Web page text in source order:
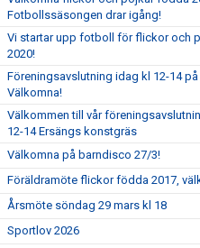
Fotbollssäsongen drar igång!
Vi startar upp fotboll för flickor och
2020!
Föreningsavslutning idag kl 12-14
Välkomna!
Välkommen till vår
12-14 Ersängs konstgräs
Välkomna på barndisco 27/3!
Föräldramöte flickor födda 2017,
Årsmöte söndag 29 mars kl 18
Sportlov 2026